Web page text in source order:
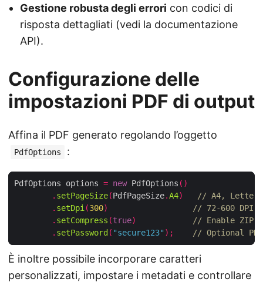
Gestione robusta degli errori con codici di
risposta dettagliati (vedi la documentazione
API).
Configurazione delle
impostazioni PDF di output
Affina il PDF generato regolando l’oggetto
PdfOptions :
PdfOptions options = new PdfOptions ()
. setPageSize(PdfPageSize.A4)
// A4, Letter,
. setDpi (300)
// 72‑600 DPI
. setCompress (true)
// Enable ZIP
. setPassword ( "secure123" ); // Optional
È inoltre possibile incorporare caratteri
personalizzati, impostare i metadati e controllare